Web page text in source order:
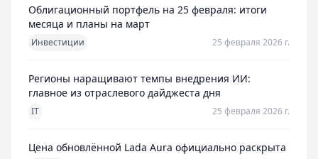
Облигационный портфель на 25 февраля: итоги
месяца и планы на март
Инвестиции 25 февраля 2026 г.
Регионы наращивают темпы внедрения ИИ:
главное из отраслевого дайджеста дня
IT 25 февраля 2026 г.
Цена обновлённой Lada Aura официально раскрыта